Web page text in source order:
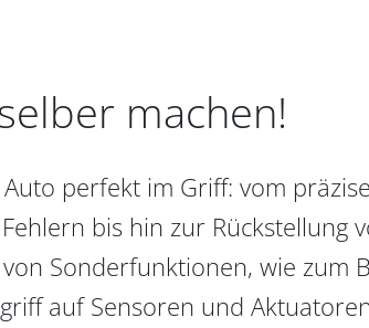
machen!
perfekt im Griff: vom
bis hin zur Rückstellung
Sonderfunktionen, wie zum
auf Sensoren und